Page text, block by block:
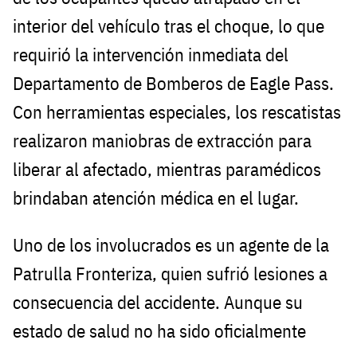
interior del vehículo tras el choque, lo que
requirió la intervención inmediata del
Departamento de Bomberos de Eagle Pass.
Con herramientas especiales, los rescatistas
realizaron maniobras de extracción para
liberar al afectado, mientras paramédicos
brindaban atención médica en el lugar.
Uno de los involucrados es un agente de la
Patrulla Fronteriza, quien sufrió lesiones a
consecuencia del accidente. Aunque su
estado de salud no ha sido oficialmente